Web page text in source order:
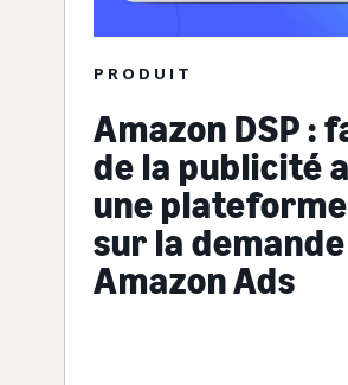
PRODUIT
Amazon DSP :
de la publicité
une
sur la
Amazon Ads